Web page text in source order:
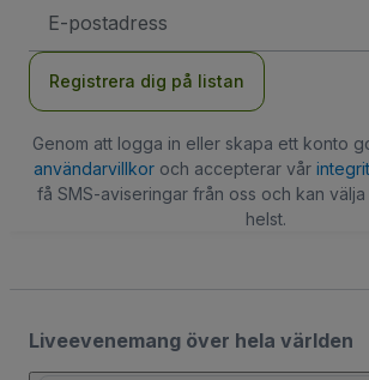
postadress
Registrera dig på listan
Genom att logga in eller skapa ett konto
användarvillkoroch accepterar vår
få SMS-aviseringar från oss och kan
helst.
Liveevenemang över hela världen